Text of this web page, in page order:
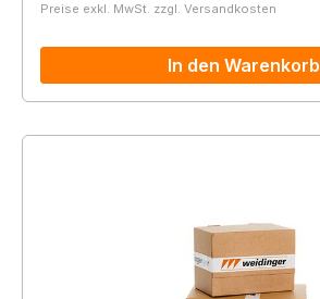
Preise exkl. MwSt. zzgl. Versandkosten
In den Warenkorb